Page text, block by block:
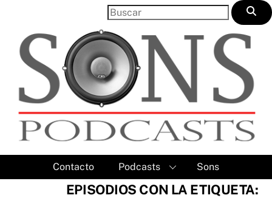
content
Contacto Podcasts Sons
EPISODIOS CON LA ETIQUETA: